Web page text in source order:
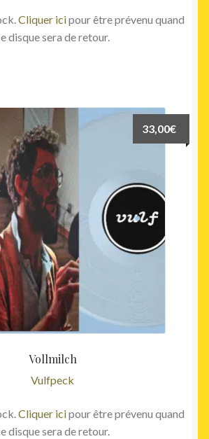
Cliquer icipour être prévenu quand
disque sera de retour.
Vollmilch
Vulfpeck
33,00€
Cliquer icipour être prévenu quand
disque sera de retour.